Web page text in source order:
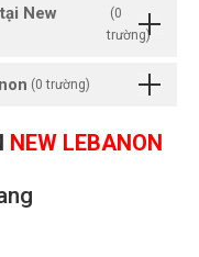
New
(0
trường)
(0 trường)
NEW LEBANON